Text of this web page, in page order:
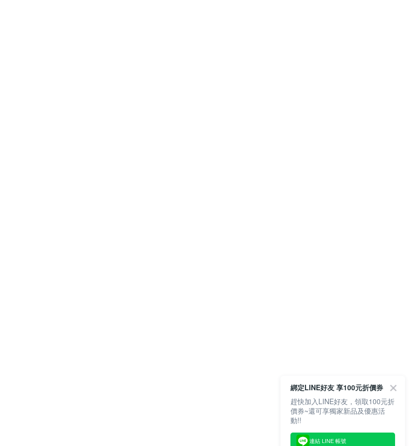
綁定LINE好友 享100元折價券
趕快加入LINE好友，領取100元折
價券~還可享獨家新品及優惠活
動!!
連結 LINE 帳號